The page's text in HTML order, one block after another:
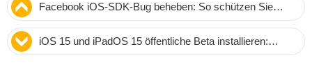
Facebook iOS-SDK-Bug beheben: So schützen Sie
Spotify, Tinder, Pinterest und Co. vor Abstürzen
iOS 15 und iPadOS 15 öffentliche Beta installieren:
Sichere Schritt-für-Schritt-Anleitung